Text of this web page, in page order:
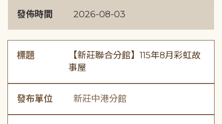
發佈時間 2026-08-03
標題
【新莊聯合分館】115年8月彩虹故
事屋
發布單位 新莊中港分館